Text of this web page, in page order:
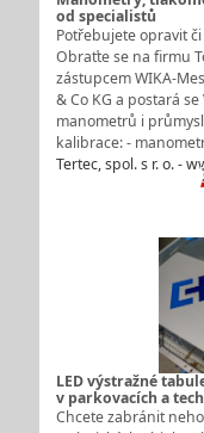
od specialistů
Potřebujete opravit
Obraťte se na firmu
zástupcem WIKA-
& Co KG a postará
manometrů i
kalibrace: -
Tertec, spol. s r. o. -
LED výstražné
v parkovacích a
Chcete zabránit